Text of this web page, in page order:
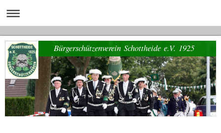
Bürgerschützenverein Schottheide e.V. 1925